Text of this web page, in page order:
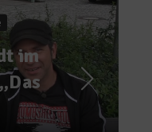
Deutschland?
für
werden?
April 2012